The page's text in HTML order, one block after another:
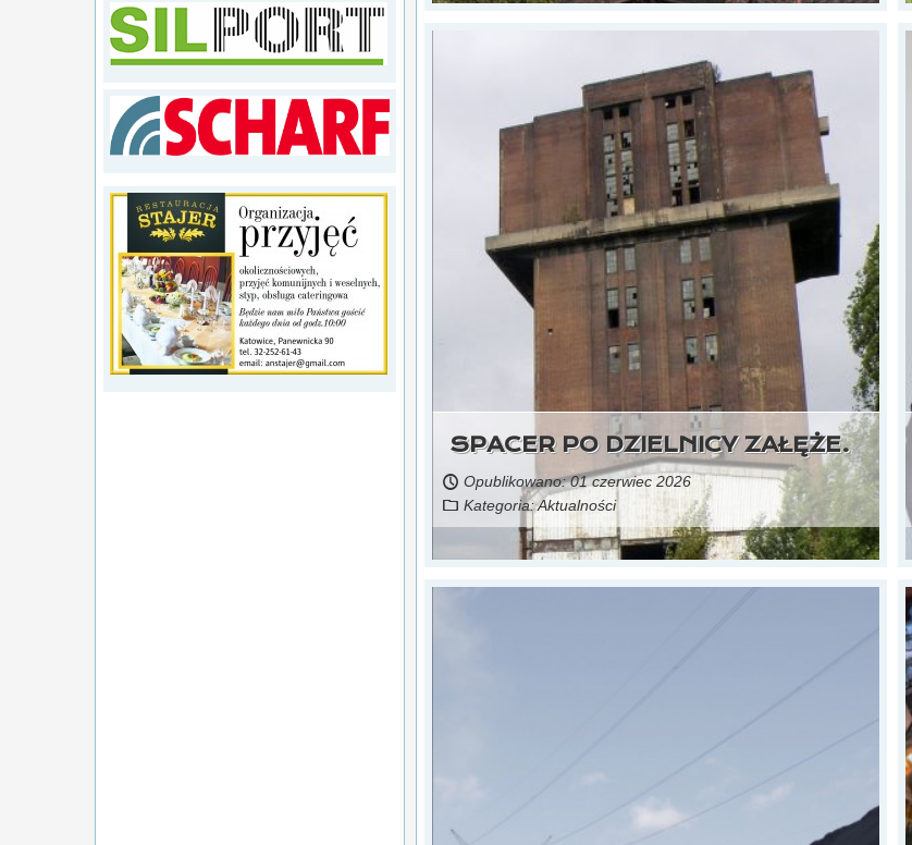
SPACER PO DZIELNICY ZAŁĘŻE.
Opublikowano: 01 czerwiec 2026
Kategoria:Aktualności
źródło: portal gospodarka i ludzie
Działała tu kopalnia Kleofas i huta Baildon
31 maja 2026,
źródło: Trybuna Górnicza
i sen o polskim węglu
Czytaj więcej...